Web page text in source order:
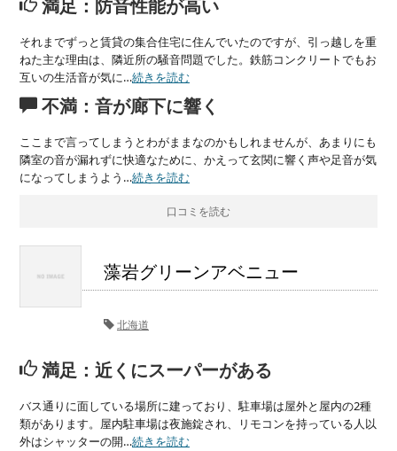
満足：防音性能が高い
それまでずっと賃貸の集合住宅に住んでいたのですが、引っ越しを重
ねた主な理由は、隣近所の騒音問題でした。鉄筋コンクリートでもお
互いの生活音が気に…続きを読む
不満：音が廊下に響く
ここまで言ってしまうとわがままなのかもしれませんが、あまりにも
隣室の音が漏れずに快適なために、かえって玄関に響く声や足音が気
になってしまうよう…続きを読む
口コミを読む
藻岩グリーンアベニュー
北海道
満足：近くにスーパーがある
バス通りに面している場所に建っており、駐車場は屋外と屋内の2種
類があります。屋内駐車場は夜施錠され、リモコンを持っている人以
外はシャッターの開…続きを読む